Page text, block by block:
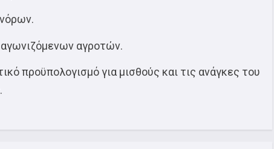
αγροτών.
προϋπολογισμό για μισθούς και τις ανάγκες του